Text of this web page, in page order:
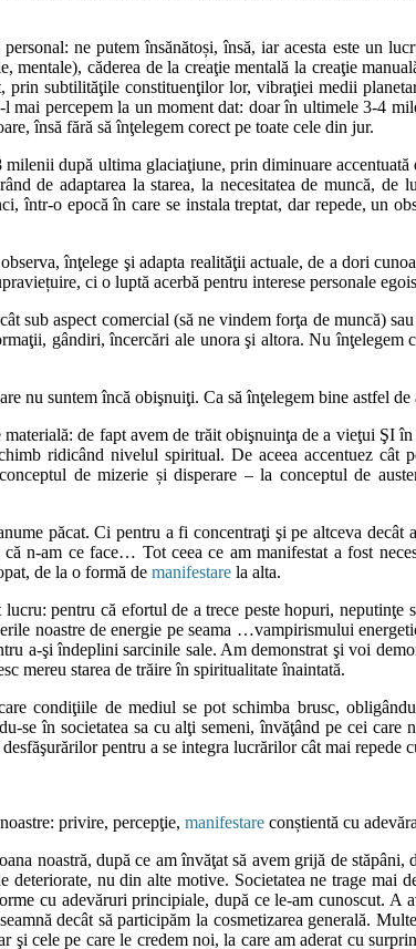
ne putem însănătoși, însă, iar acesta este un
căderea de la creaţie mentală la creaţie
subtilităţile constituenţilor lor, vibraţiei medii
percepem la un moment dat: doar în ultimele 3-4
însă fără să înţelegem corect pe toate cele din jur.
după ultima glaciaţiune, prin diminuare
de adaptarea la starea, la necesitatea de muncă, de
într-o epocă în care se instala treptat, dar repede, un
înţelege şi adapta realităţii actuale, de a dori
ci o luptă acerbă pentru interese personale
sub aspect comercial (să ne vindem forţa de muncă)
gândiri, încercări ale unora şi altora. Nu înţelegem
nu suntem încă obişnuiţi. Ca să înţelegem bine astfel
de fapt avem de trăit obişnuinţa de a vieţui ŞI
ridicând nivelul spiritual. De aceea accentuez cât
de mizerie și disperare – la conceptul de
păcat. Ci pentru a fi concentraţi şi pe altceva decât
n-am ce face… Tot ceea ce am manifestat a fost
de la o formă de manifestare la alta.
pentru că efortul de a trece peste hopuri,
noastre de energie pe seama …vampirismului
a-şi îndeplini sarcinile sale. Am demonstrat şi voi
mereu starea de trăire în spiritualitate înaintată.
condiţiile de mediul se pot schimba brusc,
se în societatea sa cu alţi semeni, învăţând pe cei
pentru a se integra lucrărilor cât mai repede
privire, percepţie, manifestare conștientă cu
noastră, după ce am învăţat să avem grijă de
nu din alte motive. Societatea ne trage mai
cu adevăruri principiale, după ce le-am cunoscut. A
decât să participăm la cosmetizarea generală.
cele pe care le credem noi, la care am aderat cu